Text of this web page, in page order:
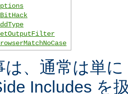
は、通常は単
Includes を